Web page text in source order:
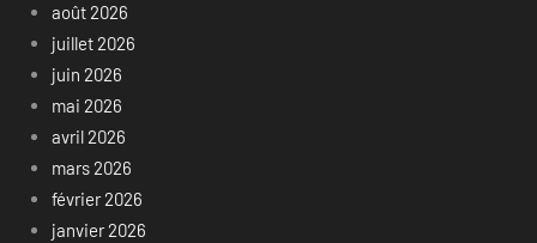
août 2026
juillet 2026
juin 2026
mai 2026
avril 2026
mars 2026
février 2026
janvier 2026